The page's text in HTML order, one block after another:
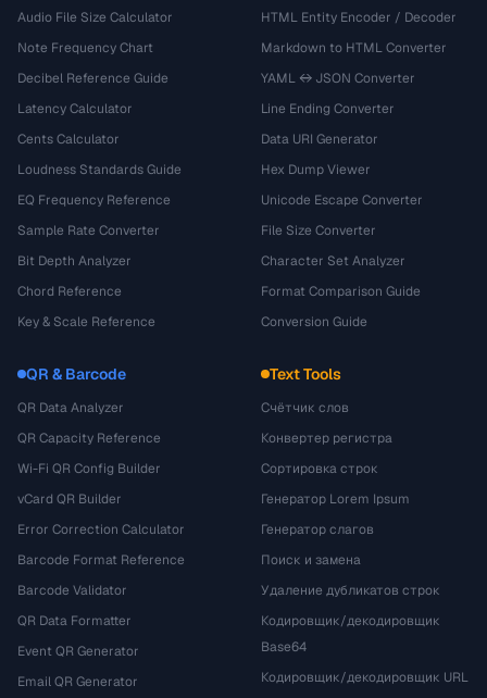
Audio File Size Calculator
Note Frequency Chart
Decibel Reference Guide
Latency Calculator
Cents Calculator
Loudness Standards Guide
EQ Frequency Reference
Sample Rate Converter
Bit Depth Analyzer
Chord Reference
Key & Scale Reference
HTML Entity Encoder / Decoder
Markdown to HTML Converter
YAML ↔ JSON Converter
Line Ending Converter
Data URI Generator
Hex Dump Viewer
Unicode Escape Converter
File Size Converter
Character Set Analyzer
Format Comparison Guide
Conversion Guide
QR & Barcode
QR Data Analyzer
QR Capacity Reference
Wi-Fi QR Config Builder
vCard QR Builder
Error Correction Calculator
Barcode Format Reference
Barcode Validator
QR Data Formatter
Event QR Generator
Email QR Generator
Text Tools
Счётчик слов
Конвертер регистра
Сортировка строк
Генератор Lorem Ipsum
Генератор слагов
Поиск и замена
Удаление дубликатов строк
Кодировщик/декодировщик
Base64
Кодировщик/декодировщик URL